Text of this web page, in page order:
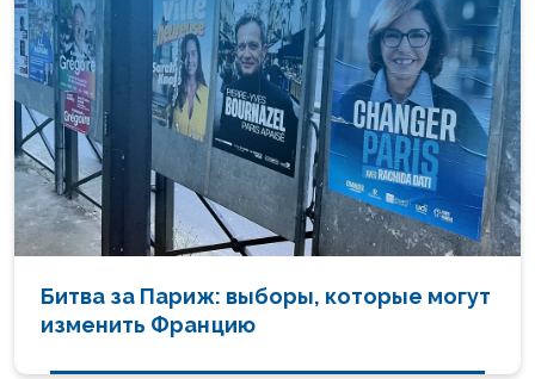
Битва за Париж: выборы, которые могут
изменить Францию